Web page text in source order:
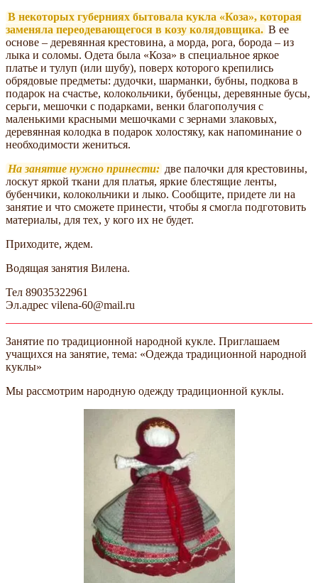
В некоторых губерниях бытовала кукла «Коза», которая
заменяла переодевающегося в козу колядовщика. В ее
основе – деревянная крестовина, а морда, рога, борода – из
лыка и соломы. Одета была «Коза» в специальное яркое
платье и тулуп (или шубу), поверх которого крепились
обрядовые предметы: дудочки, шарманки, бубны, подкова в
подарок на счастье, колокольчики, бубенцы, деревянные бусы,
серьги, мешочки с подарками, венки благополучия с
маленькими красными мешочками с зернами злаковых,
деревянная колодка в подарок холостяку, как напоминание о
необходимости жениться.
На занятие нужно принести: две палочки для крестовины,
лоскут яркой ткани для платья, яркие блестящие ленты,
бубенчики, колокольчики и лыко. Сообщите, придете ли на
занятие и что сможете принести, чтобы я смогла подготовить
материалы, для тех, у кого их не будет.
Приходите, ждем.
Водящая занятия Вилена.
Тел 89035322961
Эл.адрес vilena-60@mail.ru
Занятие по традиционной народной кукле. Приглашаем
учащихся на занятие, тема: «Одежда традиционной народной
куклы»
Мы рассмотрим народную одежду традиционной куклы.